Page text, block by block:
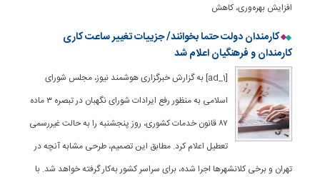
افزایش بهره‌وری، کاهش
کارمندان دولت حتما بخوانند/ جزییات تغییر ساعت کاری
کارمندان و فرهنگیان اعلام شد
[ad_1] به گزارش خبرگزاری هوشمند نیوز، مجلس شورای
اسلامی به ‌منظور رفع ایرادات شورای نگهبان در تبصره ۳ ماده
۸۷ قانون خدمات کشوری، روز پنجشنبه را به حالت غیررسمی
تعطیل اعلام کرد. مطابق این تصمیم، طرحی مشابه آنچه در
تهران و برخی کلانشهرها اجرا شده، برای سراسر کشور به‌کار گرفته خواهد شد. با